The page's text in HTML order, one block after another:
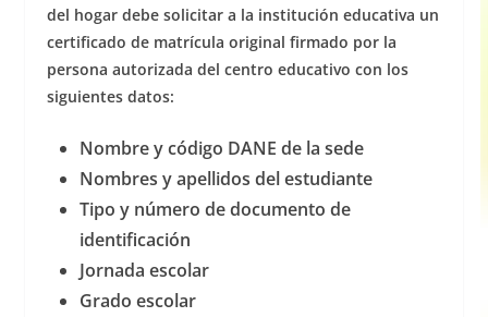
del hogar debe solicitar a la institución educativa un
certificado de matrícula original firmado por la
persona autorizada del centro educativo con los
siguientes datos:
Nombre y código DANE de la sede
Nombres y apellidos del estudiante
Tipo y número de documento de
identificación
Jornada escolar
Grado escolar